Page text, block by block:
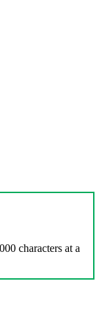
characters at a